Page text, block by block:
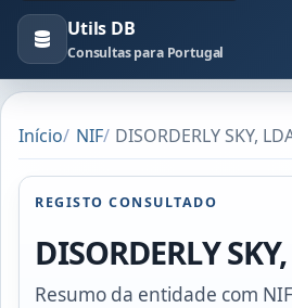
Utils DB
Consultas para Portugal
Início NIF DISORDERLY SKY,
REGISTO CONSULTADO
DISORDERLY
Resumo da entidade com